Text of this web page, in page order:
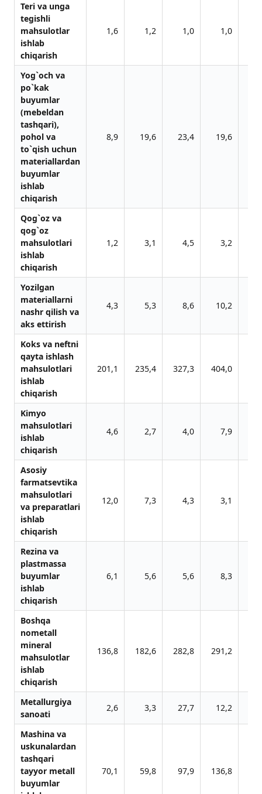
Teri va unga
tegishli
mahsulotlar
ishlab
chiqarish
1,6 1,2 1,0 1,0
Yog`och va
po`kak
buyumlar
(mebeldan
tashqari),
pohol va
to`qish uchun
materiallardan
buyumlar
ishlab
chiqarish
8,9 19,6 23,4 19,6
Qog`oz va
qog`oz
mahsulotlari
ishlab
chiqarish
1,2 3,1 4,5 3,2
Yozilgan
materiallarni
nashr qilish va
aks ettirish
4,3 5,3 8,6 10,2
Koks va neftni
qayta ishlash
mahsulotlari
ishlab
chiqarish
201,1 235,4 327,3 404,0
Kimyo
mahsulotlari
ishlab
chiqarish
4,6 2,7 4,0 7,9
Asosiy
farmatsevtika
mahsulotlari
va preparatlari
ishlab
chiqarish
12,0 7,3 4,3 3,1
Rezina va
plastmassa
buyumlar
ishlab
chiqarish
6,1 5,6 5,6 8,3
Boshqa
nometall
mineral
mahsulotlar
ishlab
chiqarish
136,8 182,6 282,8 291,2
Metallurgiya
sanoati
2,6 3,3 27,7 12,2
Mashina va
uskunalardan
tashqari
tayyor metall
buyumlar
70,1 59,8 97,9 136,8